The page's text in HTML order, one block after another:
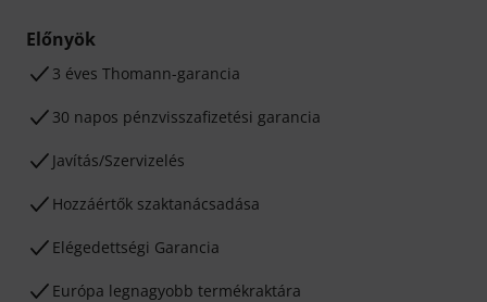
Előnyök
3 éves Thomann-garancia
30 napos pénzvisszafizetési garancia
Javítás/Szervizelés
Hozzáértők szaktanácsadása
Elégedettségi Garancia
Európa legnagyobb termékraktára